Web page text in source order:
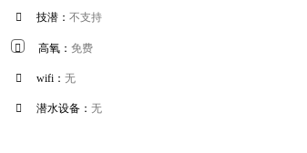
 技潜： 不支持
 高氧： 免费
 wifi： 无
 潜水设备： 无